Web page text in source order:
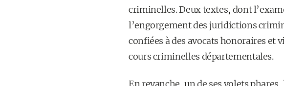
criminelles. Deux textes, dont
l’engorgement des juridictions
confiées à des avocats honoraires et
cours criminelles départementales.
En revanche, un de ses volets